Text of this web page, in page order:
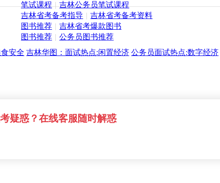
笔试课程 | 吉林公务员笔试课程
吉林省考备考指导 | 吉林省考备考资料
图书推荐 | 吉林省考爆款图书
图书推荐 | 公务员图书推荐
安全 吉林华图：面试热点:闲置经济 公务员面试热点:数字经济
疑惑？在线客服随时解惑